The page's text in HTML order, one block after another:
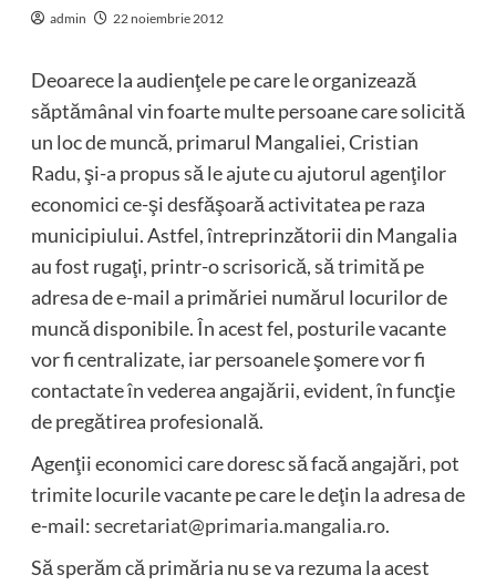
admin 22 noiembrie 2012
Deoarece la audienţele pe care le organizează
săptămânal vin foarte multe persoane care solicită
un loc de muncă, primarul Mangaliei, Cristian
Radu, şi-a propus să le ajute cu ajutorul agenţilor
economici ce-şi desfăşoară activitatea pe raza
municipiului. Astfel, întreprinzătorii din Mangalia
au fost rugaţi, printr-o scrisorică, să trimită pe
adresa de e-mail a primăriei numărul locurilor de
muncă disponibile. În acest fel, posturile vacante
vor fi centralizate, iar persoanele şomere vor fi
contactate în vederea angajării, evident, în funcţie
de pregătirea profesională.
Agenţii economici care doresc să facă angajări, pot
trimite locurile vacante pe care le deţin la adresa de
e-mail:secretariat@primaria.mangalia.ro.
Să sperăm că primăria nu se va rezuma la acest